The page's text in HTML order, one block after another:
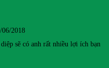
06/2018
sẽ có anh rất nhiều lợi ích bạn